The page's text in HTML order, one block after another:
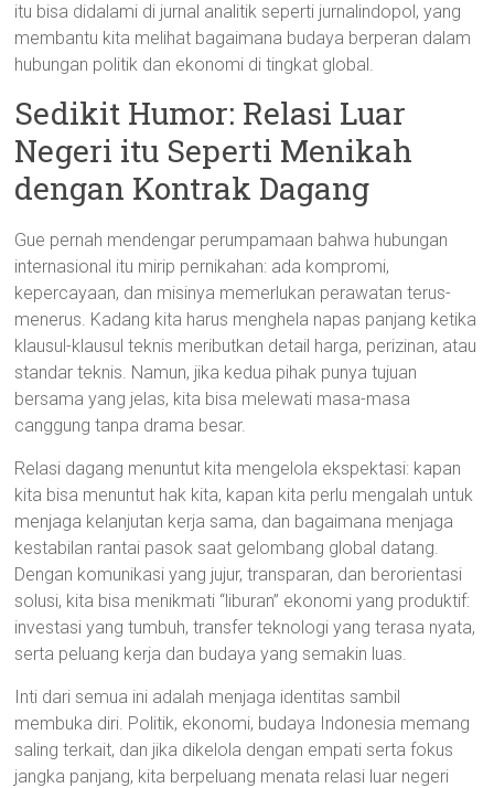
itu bisa didalami di jurnal analitik seperti jurnalindopol, yang
membantu kita melihat bagaimana budaya berperan dalam
hubungan politik dan ekonomi di tingkat global.
Sedikit Humor: Relasi Luar
Negeri itu Seperti Menikah
dengan Kontrak Dagang
Gue pernah mendengar perumpamaan bahwa hubungan
internasional itu mirip pernikahan: ada kompromi,
kepercayaan, dan misinya memerlukan perawatan terus-
menerus. Kadang kita harus menghela napas panjang ketika
klausul-klausul teknis meributkan detail harga, perizinan, atau
standar teknis. Namun, jika kedua pihak punya tujuan
bersama yang jelas, kita bisa melewati masa-masa
canggung tanpa drama besar.
Relasi dagang menuntut kita mengelola ekspektasi: kapan
kita bisa menuntut hak kita, kapan kita perlu mengalah untuk
menjaga kelanjutan kerja sama, dan bagaimana menjaga
kestabilan rantai pasok saat gelombang global datang.
Dengan komunikasi yang jujur, transparan, dan berorientasi
solusi, kita bisa menikmati “liburan” ekonomi yang produktif:
investasi yang tumbuh, transfer teknologi yang terasa nyata,
serta peluang kerja dan budaya yang semakin luas.
Inti dari semua ini adalah menjaga identitas sambil
membuka diri. Politik, ekonomi, budaya Indonesia memang
saling terkait, dan jika dikelola dengan empati serta fokus
jangka panjang, kita berpeluang menata relasi luar negeri